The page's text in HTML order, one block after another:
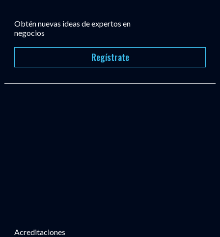
Obtén nuevas ideas de expertos en
negocios
Regístrate
Acreditaciones